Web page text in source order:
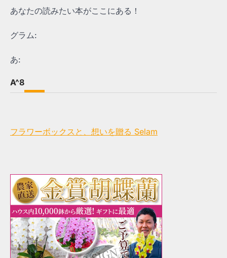
あなたの読みたい本がここにある！
グラム:
あ:
A^8
フラワーボックスと、想いを贈る Selam